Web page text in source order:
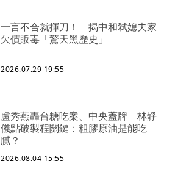
一言不合就揮刀！ 揭中和弒媳夫家
欠債販毒「驚天黑歷史」
2026.07.29 19:55
盧秀燕轟台糖吃案、中央蓋牌 林靜
儀點破製程關鍵：粗膠原油是能吃
膩？
2026.08.04 15:55